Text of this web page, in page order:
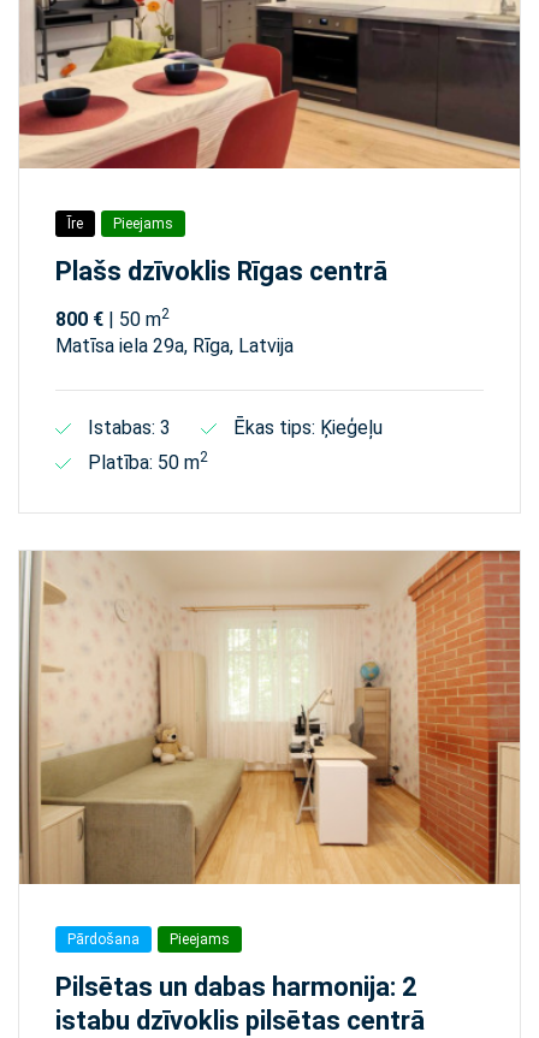
Īre Pieejams
Plašs dzīvoklis Rīgas centrā
800 € | 50 m2
Matīsa iela 29а, Rīga, Latvija
Istabas: 3
Ēkas tips: Ķieģeļu
Platība: 50 m2
Pārdošana Pieejams
Pilsētas un dabas harmonija: 2
istabu dzīvoklis pilsētas centrā